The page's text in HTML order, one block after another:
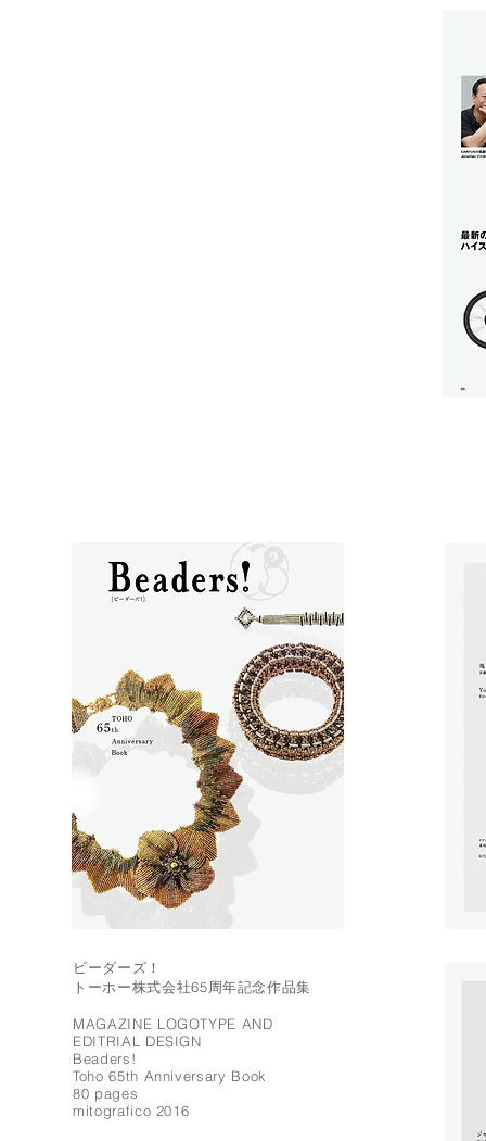
ビーダーズ！
トーホー株式会社65周年記念作品集
MAGAZINE LOGOTYPE AND
EDITRIAL DESIGN
Beaders!
Toho 65th Anniversary Book
80 pages
mitografico 2016